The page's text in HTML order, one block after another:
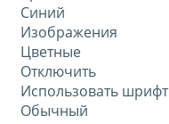
Синий
Изображения
Цветные
Отключить
Использовать шрифт
Обычный